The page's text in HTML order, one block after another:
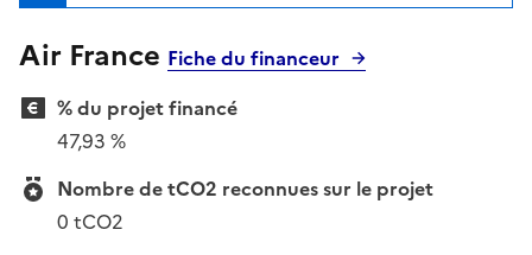
Air France Fiche du financeur
% du projet financé
47,93 %
Nombre de tCO2 reconnues sur le projet
0 tCO2